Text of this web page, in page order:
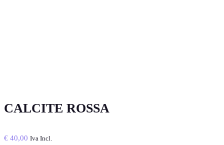
CALCITE ROSSA
€ 40,00 Iva Incl.